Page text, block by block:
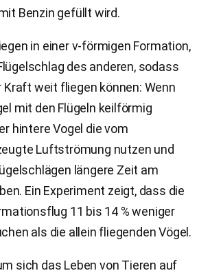
Benzin gefüllt wird.
in einer v-förmigen Formation,
des anderen, sodass
weit fliegen können: Wenn
mit den Flügeln keilförmig
hintere Vogel die vom
Luftströmung nutzen und
längere Zeit am
Ein Experiment zeigt, dass die
11 bis 14 % weniger
als die allein fliegenden Vögel.
sich das Leben von Tieren auf